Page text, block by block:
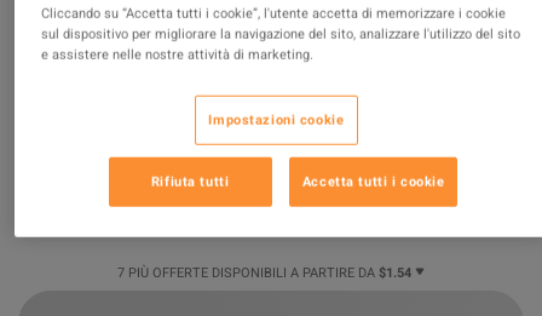
Rising Storm 2: Vietnam - Man Down
Venduto da Super Games
delle valutazioni in 1386529 è
$1.54
7 PIÙ OFFERTE DISPONIBILI A PARTIRE DA $1.54
Cliccando su “Accetta tutti i cookie”, l'utente accetta di memorizzare i cookie
sul dispositivo per migliorare la navigazione del sito, analizzare l'utilizzo del sito
e assistere nelle nostre attività di marketing.
Impostazioni cookie
Rifiuta tutti Accetta tutti i cookie